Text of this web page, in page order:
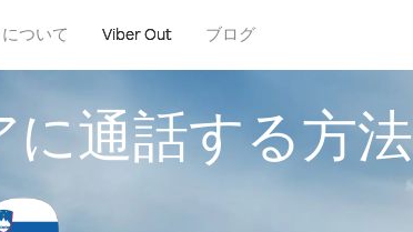
ついて Viber Out ブログ
通話する方法